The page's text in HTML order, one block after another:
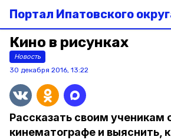
Портал Ипатовского
Кино в рисунках
Новость
30 декабря 2016, 13:22
Рассказать своим ученикам
кинематографе и выяснить,